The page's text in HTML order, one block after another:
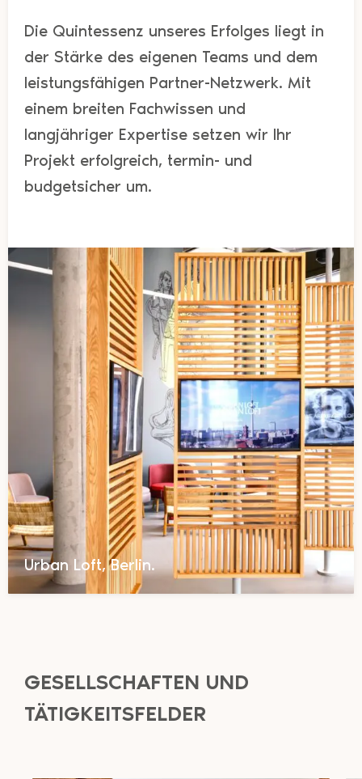
Die Quintessenz unseres Erfolges liegt in
der Stärke des eigenen Teams und dem
leistungsfähigen Partner-Netzwerk. Mit
einem breiten Fachwissen und
langjähriger Expertise setzen wir Ihr
Projekt erfolgreich, termin- und
budgetsicher um.
Urban Loft, Berlin.
GESELLSCHAFTEN UND
TÄTIGKEITSFELDER